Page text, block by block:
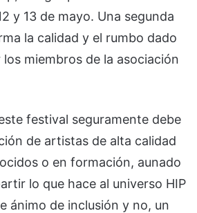
y 13 de mayo. Una segunda
la calidad y el rumbo dado
miembros de la asociación
festival seguramente debe
de artistas de alta calidad
o en formación, aunado
lo que hace al universo HIP
ánimo de inclusión y no, un